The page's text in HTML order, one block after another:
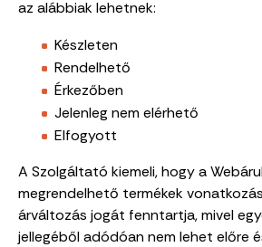
az alábbiak lehetnek:
Készleten
Rendelhető
Érkezőben
Jelenleg nem elérhető
Elfogyott
A Szolgáltató kiemeli, hogy a
megrendelhető termékek
árváltozás jogát fenntartja, mivel
jellegéből adódóan nem lehet előre